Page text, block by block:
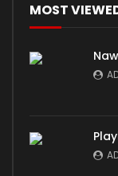
MOST